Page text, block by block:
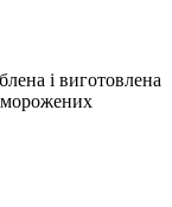
і виготовлена